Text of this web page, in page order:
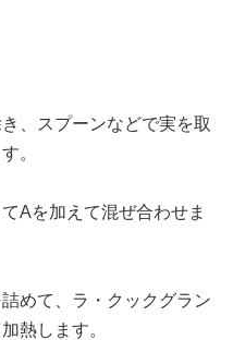
、スプーンなどで実を取
。
Aを加えて混ぜ合わせま
めて、ラ・クックグラン
熱します。